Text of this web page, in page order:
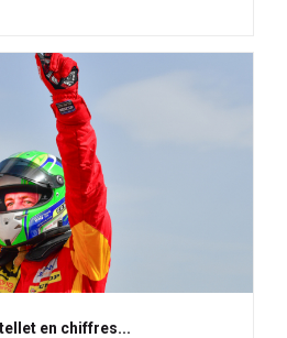
en chiffres...